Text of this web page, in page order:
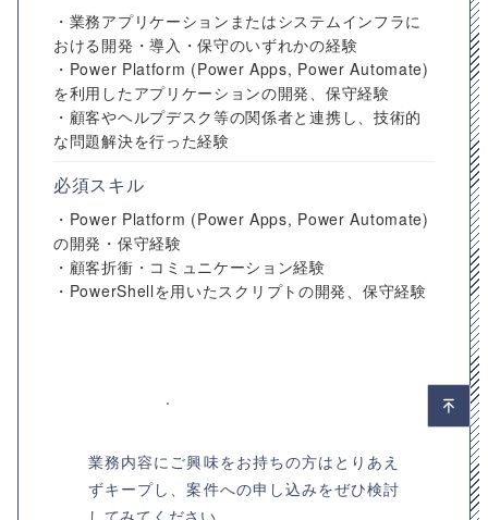
・業務アプリケーションまたはシステムインフラに
おける開発・導入・保守のいずれかの経験
・Power Platform (Power Apps, Power Automate)
を利用したアプリケーションの開発、保守経験
・顧客やヘルプデスク等の関係者と連携し、技術的
な問題解決を行った経験
必須スキル
・Power Platform (Power Apps, Power Automate)
の開発・保守経験
・顧客折衝・コミュニケーション経験
・PowerShellを用いたスクリプトの開発、保守経験
業務内容にご興味をお持ちの方はとりあえ
ずキープし、案件への申し込みをぜひ検討
してみてください。